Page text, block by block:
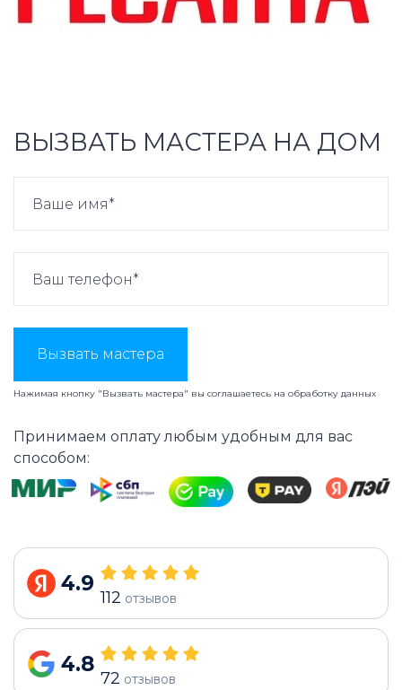
ВЫЗВАТЬ МАСТЕРА НА ДОМ
Вызвать мастера
Нажимая кнопку "Вызвать мастера" вы соглашаетесь на обработку данных
Принимаем оплату любым удобным для вас
способом:
4.9
112 отзывов
4.8
72 отзывов